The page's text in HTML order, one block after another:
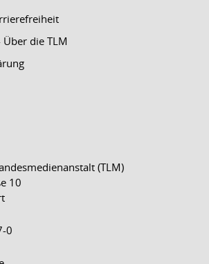
Über die TLM
(TLM)
10
0